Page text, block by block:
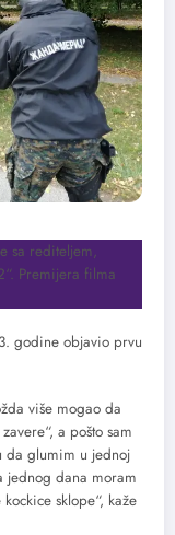
sa rediteljem,
Premijera filma
godine objavio prvu
više mogao da
a pošto sam
da glumim u jednoj
jednog dana moram
sklope“, kaže